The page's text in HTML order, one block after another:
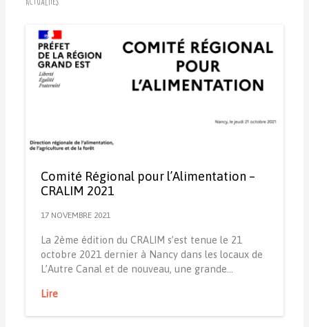
Comité Régional pour l’Alimentation –
CRALIM 2021
17 NOVEMBRE 2021
La 2ème édition du CRALIM s’est tenue le 21
octobre 2021 dernier à Nancy dans les locaux de
L’Autre Canal et de nouveau, une grande…
Lire